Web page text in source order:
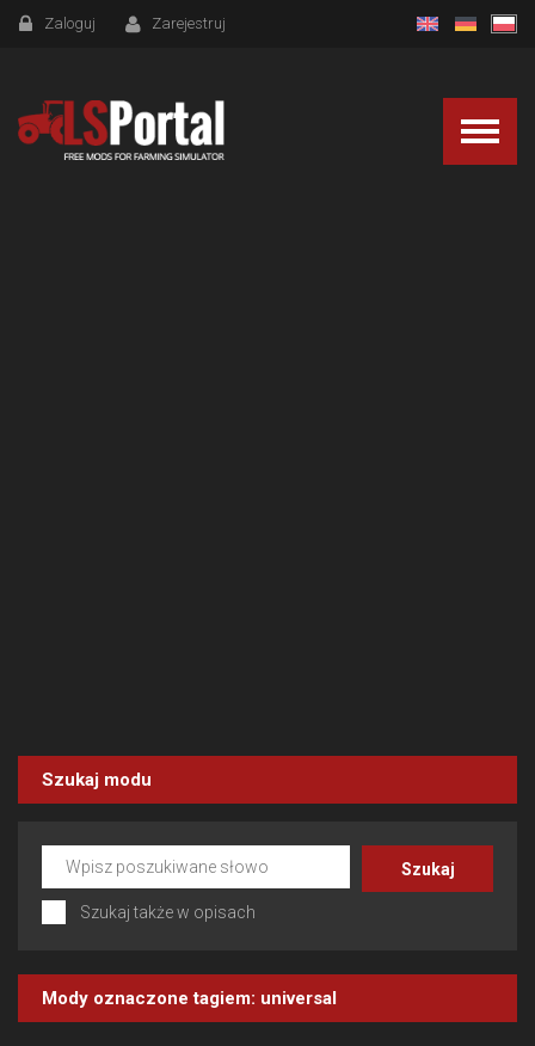
Zaloguj Zarejestruj
Szukaj modu
Szukaj także w opisach
Mody oznaczone tagiem: universal